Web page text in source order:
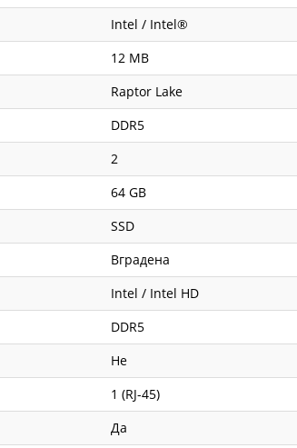
Intel / Intel®
12 MB
Raptor Lake
DDR5
2
64 GB
SSD
Вградена
Intel / Intel HD
DDR5
Не
1 (RJ-45)
Да